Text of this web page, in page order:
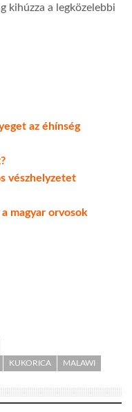
kihúzza a legközelebbi
az éhínség
vészhelyzetet
magyar orvosok
KUKORICA MALAWI